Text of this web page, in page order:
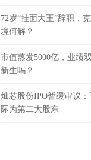
72岁“挂面大王”辞职，
境何解？
市值蒸发5000亿，业绩
新生吗？
灿芯股份IPO暂缓审议
际为第二大股东